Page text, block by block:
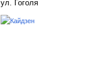
ул. Гоголя